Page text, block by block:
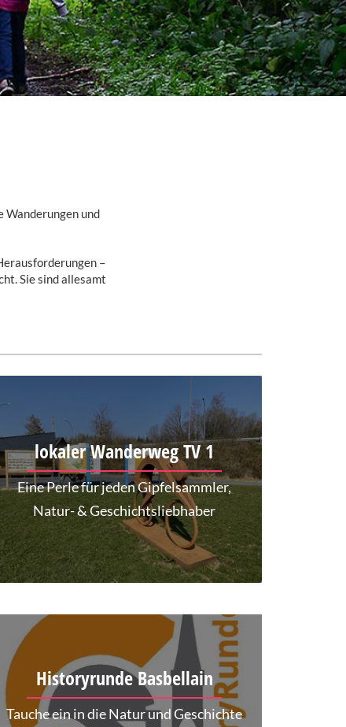
Wanderungen und
–
Sie sind allesamt
lokaler Wanderweg TV 1
Eine Perle für jeden Gipfelsammler,
Natur- & Geschichtsliebhaber
Historyrunde Basbellain
Tauche ein in die Natur und Geschichte